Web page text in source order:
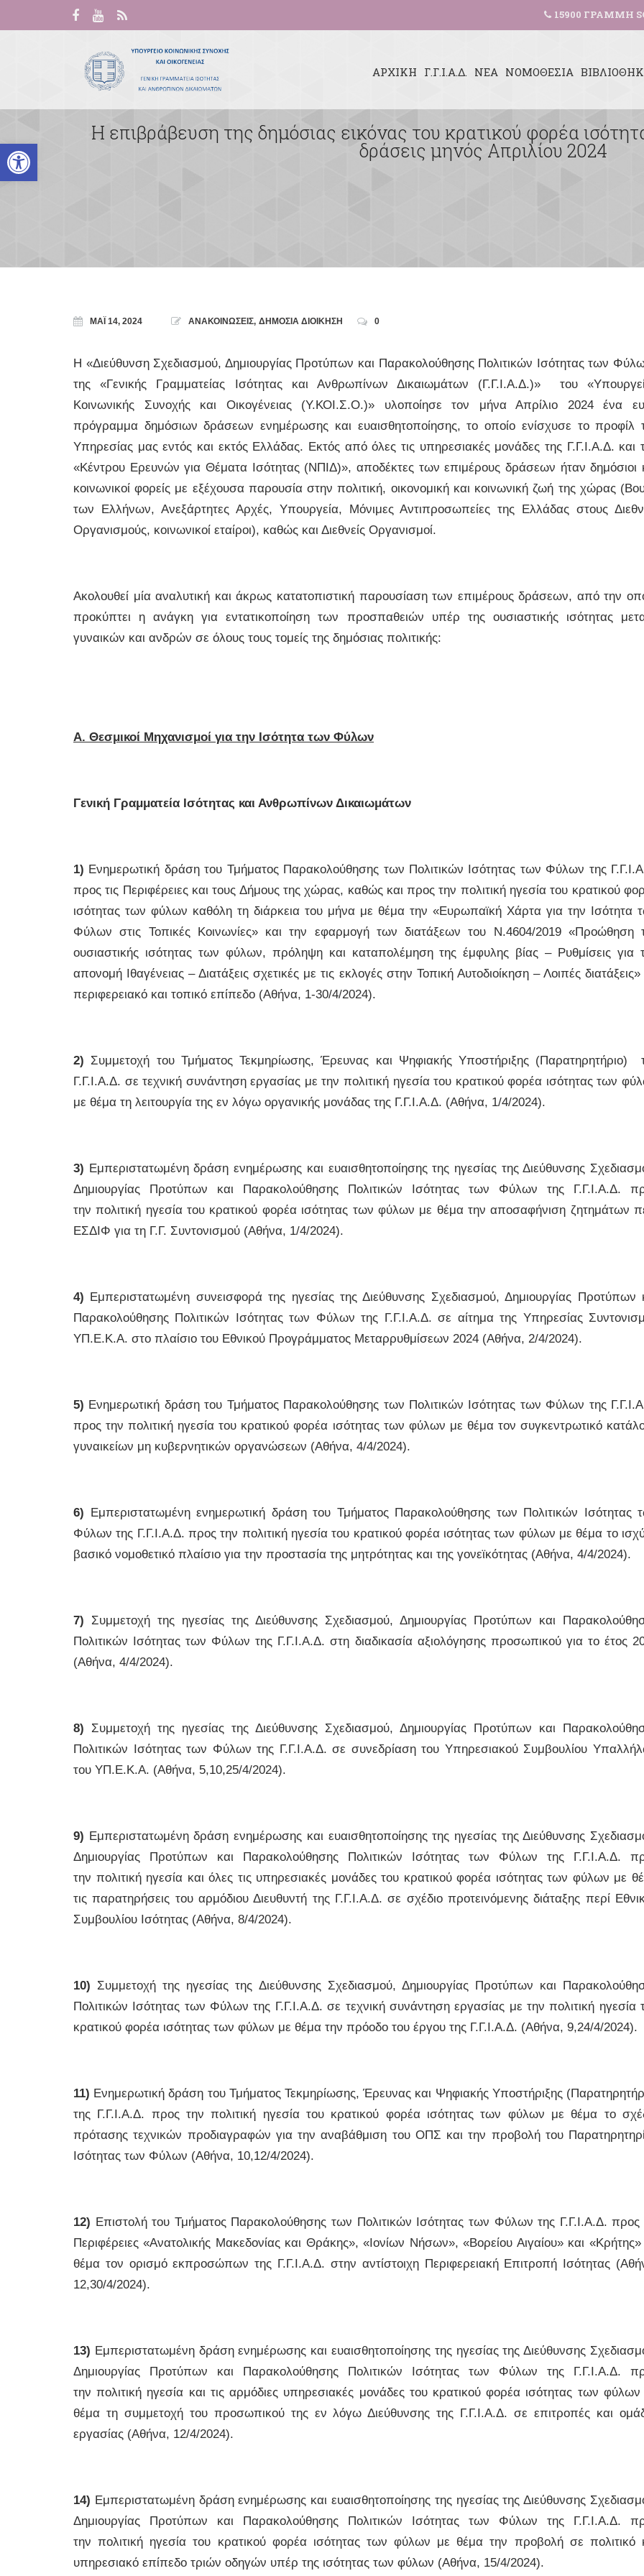
Ανοίξτε τη γραμμή εργαλείων
15900 ΓΡΑΜΜΗ
ΑΡΧΙΚΗ Γ.Γ.Ι.Α.Δ. ΝΕΑ ΝΟΜΟΘΕΣΙΑ
Η επιβράβευση της δημόσιας εικόνας του κρατικού φορέα
δράσεις μηνός Απριλίου 2024
ΜΆΙ 14, 2024 ΑΝΑΚΟΙΝΩΣΕΙΣ, ΔΗΜΟΣΙΑ ΔΙΟΙΚΗΣΗ 0
Η «Διεύθυνση Σχεδιασμού, Δημιουργίας Προτύπων και Παρακολούθησης Πολιτικών Ισότητας των
της «Γενικής Γραμματείας Ισότητας και Ανθρωπίνων Δικαιωμάτων (Γ.Γ.Ι.Α.Δ.)» του
Κοινωνικής Συνοχής και Οικογένειας (Υ.ΚΟΙ.Σ.Ο.)» υλοποίησε τον μήνα Απρίλιο 2024 ένα
πρόγραμμα δημόσιων δράσεων ενημέρωσης και ευαισθητοποίησης, το οποίο ενίσχυσε το προφίλ
Υπηρεσίας μας εντός και εκτός Ελλάδας. Εκτός από όλες τις υπηρεσιακές μονάδες της Γ.Γ.Ι.Α.Δ. και
«Κέντρου Ερευνών για Θέματα Ισότητας (ΝΠΙΔ)», αποδέκτες των επιμέρους δράσεων ήταν δημόσιοι
κοινωνικοί φορείς με εξέχουσα παρουσία στην πολιτική, οικονομική και κοινωνική ζωή της χώρας
των Ελλήνων, Ανεξάρτητες Αρχές, Υπουργεία, Μόνιμες Αντιπροσωπείες της Ελλάδας στους
Οργανισμούς, κοινωνικοί εταίροι), καθώς και Διεθνείς Οργανισμοί.
Ακολουθεί μία αναλυτική και άκρως κατατοπιστική παρουσίαση των επιμέρους δράσεων, από την
προκύπτει η ανάγκη για εντατικοποίηση των προσπαθειών υπέρ της ουσιαστικής ισότητας
γυναικών και ανδρών σε όλους τους τομείς της δημόσιας πολιτικής:
Α. Θεσμικοί Μηχανισμοί για την Ισότητα των Φύλων
Γενική Γραμματεία Ισότητας και Ανθρωπίνων Δικαιωμάτων
1) Ενημερωτική δράση του Τμήματος Παρακολούθησης των Πολιτικών Ισότητας των Φύλων της
προς τις Περιφέρειες και τους Δήμους της χώρας, καθώς και προς την πολιτική ηγεσία του κρατικού
ισότητας των φύλων καθόλη τη διάρκεια του μήνα με θέμα την «Ευρωπαϊκή Χάρτα για την Ισότητα
Φύλων στις Τοπικές Κοινωνίες» και την εφαρμογή των διατάξεων του Ν.4604/2019 «Προώθηση
ουσιαστικής ισότητας των φύλων, πρόληψη και καταπολέμηση της έμφυλης βίας – Ρυθμίσεις για
απονομή Ιθαγένειας – Διατάξεις σχετικές με τις εκλογές στην Τοπική Αυτοδιοίκηση – Λοιπές
περιφερειακό και τοπικό επίπεδο (Αθήνα, 1-30/4/2024).
2) Συμμετοχή του Τμήματος Τεκμηρίωσης, Έρευνας και Ψηφιακής Υποστήριξης (Παρατηρητήριο)
Γ.Γ.Ι.Α.Δ. σε τεχνική συνάντηση εργασίας με την πολιτική ηγεσία του κρατικού φορέα ισότητας των
με θέμα τη λειτουργία της εν λόγω οργανικής μονάδας της Γ.Γ.Ι.Α.Δ. (Αθήνα, 1/4/2024).
3) Εμπεριστατωμένη δράση ενημέρωσης και ευαισθητοποίησης της ηγεσίας της Διεύθυνσης
Δημιουργίας Προτύπων και Παρακολούθησης Πολιτικών Ισότητας των Φύλων της Γ.Γ.Ι.Α.Δ.
την πολιτική ηγεσία του κρατικού φορέα ισότητας των φύλων με θέμα την αποσαφήνιση ζητημάτων
ΕΣΔΙΦ για τη Γ.Γ. Συντονισμού (Αθήνα, 1/4/2024).
4) Εμπεριστατωμένη συνεισφορά της ηγεσίας της Διεύθυνσης Σχεδιασμού, Δημιουργίας Προτύπων
Παρακολούθησης Πολιτικών Ισότητας των Φύλων της Γ.Γ.Ι.Α.Δ. σε αίτημα της Υπηρεσίας
ΥΠ.Ε.Κ.Α. στο πλαίσιο του Εθνικού Προγράμματος Μεταρρυθμίσεων 2024 (Αθήνα, 2/4/2024).
5) Ενημερωτική δράση του Τμήματος Παρακολούθησης των Πολιτικών Ισότητας των Φύλων της
προς την πολιτική ηγεσία του κρατικού φορέα ισότητας των φύλων με θέμα τον συγκεντρωτικό
γυναικείων μη κυβερνητικών οργανώσεων (Αθήνα, 4/4/2024).
6) Εμπεριστατωμένη ενημερωτική δράση του Τμήματος Παρακολούθησης των Πολιτικών Ισότητας
Φύλων της Γ.Γ.Ι.Α.Δ. προς την πολιτική ηγεσία του κρατικού φορέα ισότητας των φύλων με θέμα το
βασικό νομοθετικό πλαίσιο για την προστασία της μητρότητας και της γονεϊκότητας (Αθήνα, 4/4/2024).
7) Συμμετοχή της ηγεσίας της Διεύθυνσης Σχεδιασμού, Δημιουργίας Προτύπων και
Πολιτικών Ισότητας των Φύλων της Γ.Γ.Ι.Α.Δ. στη διαδικασία αξιολόγησης προσωπικού για το έτος
(Αθήνα, 4/4/2024).
8) Συμμετοχή της ηγεσίας της Διεύθυνσης Σχεδιασμού, Δημιουργίας Προτύπων και
Πολιτικών Ισότητας των Φύλων της Γ.Γ.Ι.Α.Δ. σε συνεδρίαση του Υπηρεσιακού Συμβουλίου
του ΥΠ.Ε.Κ.Α. (Αθήνα, 5,10,25/4/2024).
9) Εμπεριστατωμένη δράση ενημέρωσης και ευαισθητοποίησης της ηγεσίας της Διεύθυνσης
Δημιουργίας Προτύπων και Παρακολούθησης Πολιτικών Ισότητας των Φύλων της Γ.Γ.Ι.Α.Δ.
την πολιτική ηγεσία και όλες τις υπηρεσιακές μονάδες του κρατικού φορέα ισότητας των φύλων με
τις παρατηρήσεις του αρμόδιου Διευθυντή της Γ.Γ.Ι.Α.Δ. σε σχέδιο προτεινόμενης διάταξης περί
Συμβουλίου Ισότητας (Αθήνα, 8/4/2024).
10) Συμμετοχή της ηγεσίας της Διεύθυνσης Σχεδιασμού, Δημιουργίας Προτύπων και
Πολιτικών Ισότητας των Φύλων της Γ.Γ.Ι.Α.Δ. σε τεχνική συνάντηση εργασίας με την πολιτική ηγεσία
κρατικού φορέα ισότητας των φύλων με θέμα την πρόοδο του έργου της Γ.Γ.Ι.Α.Δ. (Αθήνα, 9,24/4/2024).
11) Ενημερωτική δράση του Τμήματος Τεκμηρίωσης, Έρευνας και Ψηφιακής Υποστήριξης
της Γ.Γ.Ι.Α.Δ. προς την πολιτική ηγεσία του κρατικού φορέα ισότητας των φύλων με θέμα το
πρότασης τεχνικών προδιαγραφών για την αναβάθμιση του ΟΠΣ και την προβολή του
Ισότητας των Φύλων (Αθήνα, 10,12/4/2024).
12) Επιστολή του Τμήματος Παρακολούθησης των Πολιτικών Ισότητας των Φύλων της Γ.Γ.Ι.Α.Δ. προς
Περιφέρειες «Ανατολικής Μακεδονίας και Θράκης», «Ιονίων Νήσων», «Βορείου Αιγαίου» και «Κρήτης»
θέμα τον ορισμό εκπροσώπων της Γ.Γ.Ι.Α.Δ. στην αντίστοιχη Περιφερειακή Επιτροπή Ισότητας
12,30/4/2024).
13) Εμπεριστατωμένη δράση ενημέρωσης και ευαισθητοποίησης της ηγεσίας της Διεύθυνσης
Δημιουργίας Προτύπων και Παρακολούθησης Πολιτικών Ισότητας των Φύλων της Γ.Γ.Ι.Α.Δ.
την πολιτική ηγεσία και τις αρμόδιες υπηρεσιακές μονάδες του κρατικού φορέα ισότητας των φύλων
θέμα τη συμμετοχή του προσωπικού της εν λόγω Διεύθυνσης της Γ.Γ.Ι.Α.Δ. σε επιτροπές και
εργασίας (Αθήνα, 12/4/2024).
14) Εμπεριστατωμένη δράση ενημέρωσης και ευαισθητοποίησης της ηγεσίας της Διεύθυνσης
Δημιουργίας Προτύπων και Παρακολούθησης Πολιτικών Ισότητας των Φύλων της Γ.Γ.Ι.Α.Δ.
την πολιτική ηγεσία του κρατικού φορέα ισότητας των φύλων με θέμα την προβολή σε πολιτικό
υπηρεσιακό επίπεδο τριών οδηγών υπέρ της ισότητας των φύλων (Αθήνα, 15/4/2024).